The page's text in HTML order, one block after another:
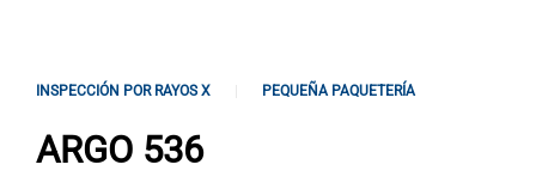
INSPECCIÓN POR RAYOS X PEQUEÑA PAQUETERÍA
ARGO 536